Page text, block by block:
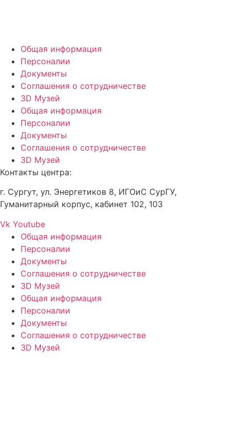
Общая информация
Персоналии
Документы
Соглашения о сотрудничестве
3D Музей
Общая информация
Персоналии
Документы
Соглашения о сотрудничестве
3D Музей
Контакты центра:
г. Сургут, ул. Энергетиков 8, ИГОиС СурГУ,
Гуманитарный корпус, кабинет 102, 103
Vk Youtube
Общая информация
Персоналии
Документы
Соглашения о сотрудничестве
3D Музей
Общая информация
Персоналии
Документы
Соглашения о сотрудничестве
3D Музей